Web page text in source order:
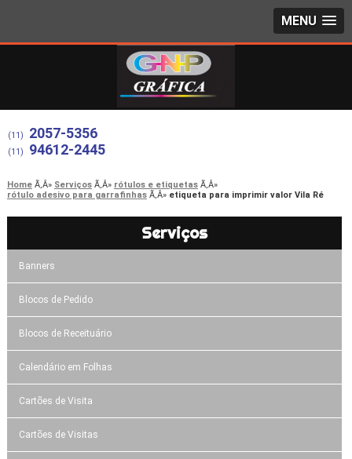
MENU
(11) 2057-5356
(11) 94612-2445
Home Serviços
rótulos e etiquetas
rótulo adesivo para garrafinhas
etiqueta para imprimir valor Vila Ré
Serviços
Banners
Blocos de Pedido
Blocos de Receituário
Calendário em Folhas
Cartões de Visita
Cartões de Visitas